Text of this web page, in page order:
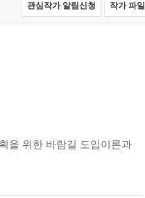
관심작가 알림신청 작가 파일
을 위한 바람길 도입이론과